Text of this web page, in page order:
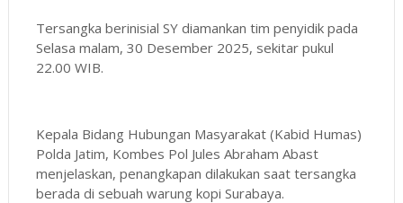
Tersangka berinisial SY diamankan tim penyidik pada
Selasa malam, 30 Desember 2025, sekitar pukul
22.00 WIB.
Kepala Bidang Hubungan Masyarakat (Kabid Humas)
Polda Jatim, Kombes Pol Jules Abraham Abast
menjelaskan, penangkapan dilakukan saat tersangka
berada di sebuah warung kopi Surabaya.